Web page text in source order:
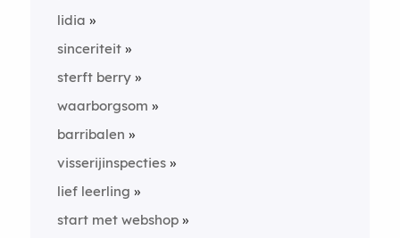
lidia
sinceriteit
sterft berry
waarborgsom
barribalen
visserijinspecties
lief leerling
start met webshop